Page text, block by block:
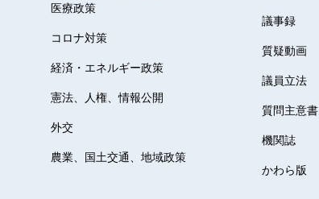
医療政策
コロナ対策
経済・エネルギー政策
憲法、人権、情報公開
外交
農業、国土交通、地域政策
議事録
質疑動画
議員立法
質問主意書
機関誌
かわら版